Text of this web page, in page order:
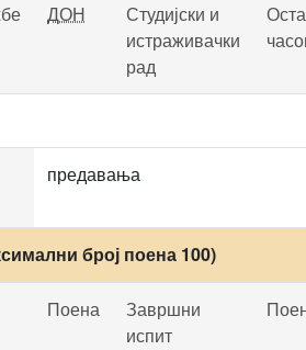
ДОН
Студијски и
истраживачки
рад
предавања
број поена 100)
Поена
Завршни
испит